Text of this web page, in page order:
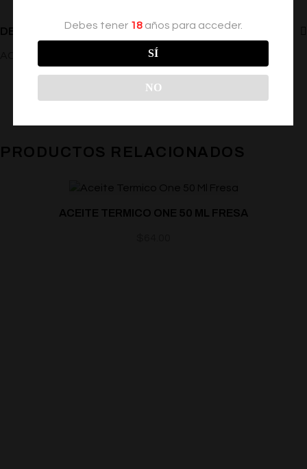
DESCRIPCIÓN
ACEITE PARA MASAJE SABOR durazno
PRODUCTOS RELACIONADOS
ACEITE TERMICO ONE 50 ML FRESA
Debes tener 18años para acceder.
SÍ
NO